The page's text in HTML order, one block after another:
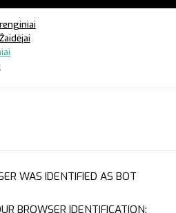
WAS IDENTIFIED AS BOT
BROWSER IDENTIFICATION: